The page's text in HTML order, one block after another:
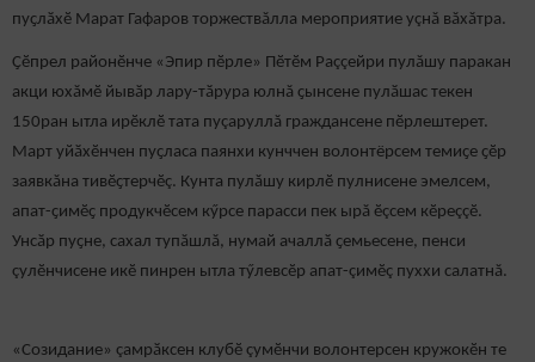
пуҫлӑхӗ Марат Гафаров торжествăлла мероприятие уçнă вăхăтра.
Ҫӗпрел районӗнче «Эпир пӗрле» Пӗтӗм Раççейри пулăшу паракан
акци юхăмӗ йывӑр лару-тӑрура юлнă ҫынсене пулӑшас текен
150ран ытла ирӗклӗ тата пуçаруллă граждансене пӗрлештерет.
Март уйӑхӗнчен пуҫласа паянхи кунччен волонтёрсем темиҫе ҫӗр
заявкăна тивӗҫтерчӗç. Кунта пулăшу кирлӗ пулнисене эмелсем,
апат-ҫимӗҫ продукчӗсем кӳрсе парасси пек ырă ӗçсем кӗреççӗ.
Унсӑр пуҫне, сахал тупăшлă, нумай ачаллӑ ҫемьесене, пенси
çулӗнчисене икӗ пинрен ытла тӳлевсӗр апат-çимӗç пуххи салатнă.
«Созидание» çамрӑксен клубӗ çумӗнчи волонтерсен кружокӗн те